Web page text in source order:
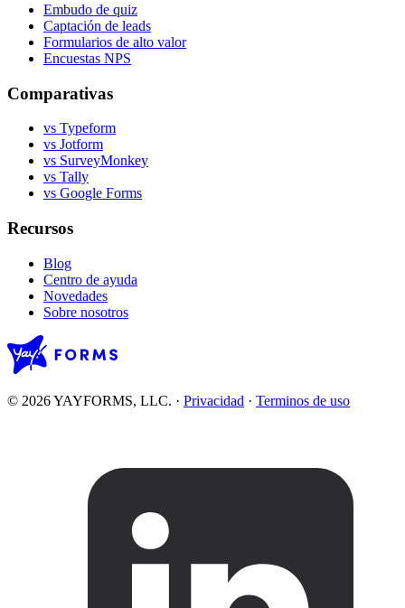
Embudo de quiz
Captación de leads
Formularios de alto valor
Encuestas NPS
Comparativas
vs Typeform
vs Jotform
vs SurveyMonkey
vs Tally
vs Google Forms
Recursos
Blog
Centro de ayuda
Novedades
Sobre nosotros
© 2026 YAYFORMS, LLC. · Privacidad · Terminos de uso